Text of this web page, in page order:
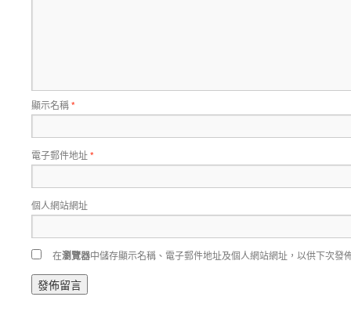
顯示名稱*
電子郵件地址*
個人網站網址
在瀏覽器中儲存顯示名稱、電子郵件地址及個人網站網址，以供下次發